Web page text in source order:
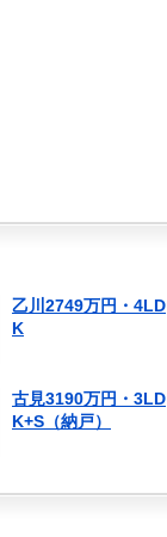
乙川2749万円・4LD
K
古見3190万円・3LD
K+S（納戸）